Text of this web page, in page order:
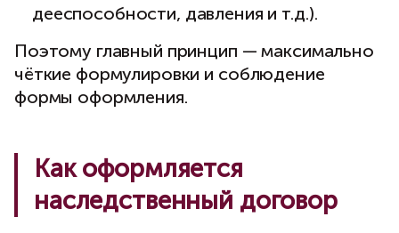
дееспособности, давления и т.д.).
Поэтому главный принцип — максимально
чёткие формулировки и соблюдение
формы оформления.
Как оформляется
наследственный договор